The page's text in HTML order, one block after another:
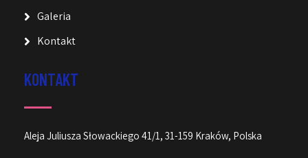
Galeria
Kontakt
KONTAKT
Aleja Juliusza Słowackiego 41/1, 31-159 Kraków, Polska